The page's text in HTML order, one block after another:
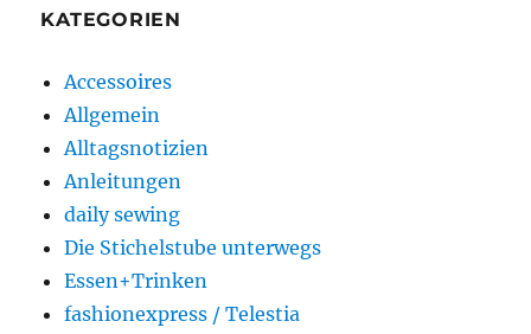
KATEGORIEN
Accessoires
Allgemein
Alltagsnotizien
Anleitungen
daily sewing
Die Stichelstube unterwegs
Essen+Trinken
fashionexpress / Telestia